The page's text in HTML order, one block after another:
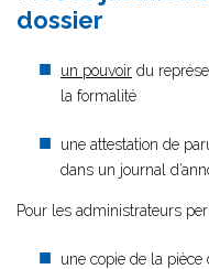
dossier
un pouvoir du
la formalité
une attestation de
dans un journal
Pour les administrateurs
une copie de la